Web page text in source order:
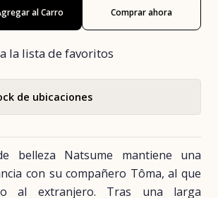
al Carro Comprar ahora
la lista de favoritos
de ubicaciones
belleza Natsume mantiene una
con su compañero Tôma, al que
al extranjero. Tras una larga